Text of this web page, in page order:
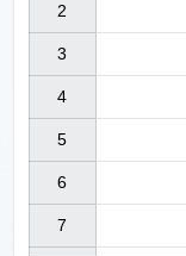
2
3
4
5
6
7